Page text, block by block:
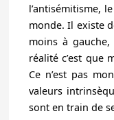
l’antisémitisme,
monde. Il existe
moins à
réalité c’est que
Ce n’est pas
valeurs
sont en train de